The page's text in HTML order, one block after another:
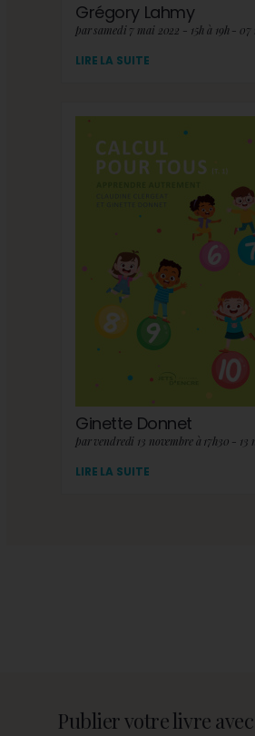
Grégory Lahmy
par samedi 7 mai 2022 - 15h à 19h - 07
LIRE LA SUITE
Ginette Donnet
par vendredi 13 novembre à 17h30 - 13
LIRE LA SUITE
Publier votre livre